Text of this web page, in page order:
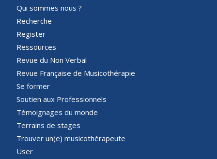
Qui sommes nous ?
Recherche
Register
Ressources
Revue du Non Verbal
Revue Française de Musicothérapie
Se former
Soutien aux Professionnels
Témoignages du monde
Terrains de stages
Trouver un(e) musicothérapeute
User